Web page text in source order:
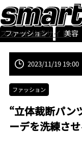
スマート公式サイト
ファッション 美容
2023/11/19 19:00
ファッション
“立体裁断パン
ーデを洗練さ